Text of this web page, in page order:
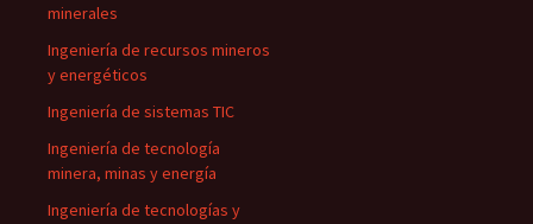
minerales
Ingeniería de recursos mineros
y energéticos
Ingeniería de sistemas TIC
Ingeniería de tecnología
minera, minas y energía
Ingeniería de tecnologías y